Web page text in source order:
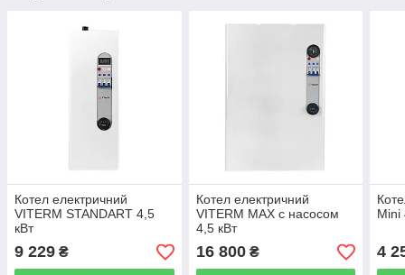
Котел електричний
VITERM STANDART 4,5
кВт
9 229 ₴
Котел електричний
VITERM MAX с насосом
4,5 кВт
16 800₴
Mini
4